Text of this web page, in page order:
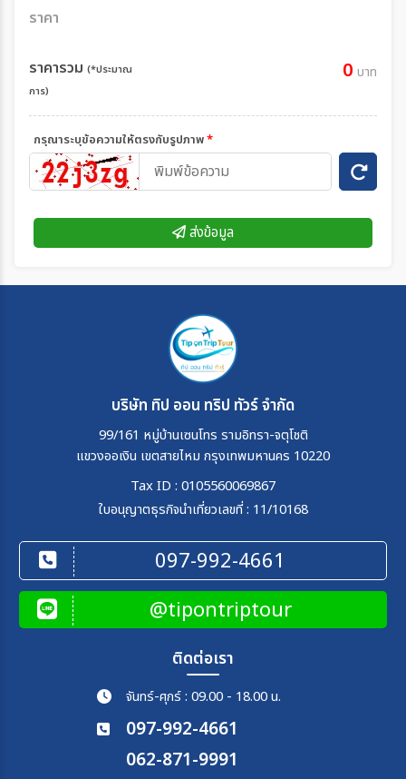
ราคา
ราคารวม (*ประมาณ
การ)
0 บาท
กรุณาระบุข้อความให้ตรงกับรูปภาพ*
ส่งข้อมูล
บริษัท ทิป ออน ทริป ทัวร์ จำกัด
99/161 หมู่บ้านเซนโทร รามอิทรา-จตุโชติ
แขวงออเงิน เขตสายไหม กรุงเทพมหานคร 10220
Tax ID : 0105560069867
ใบอนุญาตธุรกิจนำเที่ยวเลขที่ : 11/10168
097-992-4661
@tipontriptour
ติดต่อเรา
จันทร์-ศุกร์ : 09.00 - 18.00 น.
097-992-4661
062-871-9991